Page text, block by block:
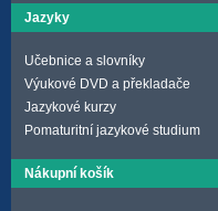
Jazyky
Učebnice a slovníky
Výukové DVD a překladače
Jazykové kurzy
Pomaturitní jazykové studium
Nákupní košík